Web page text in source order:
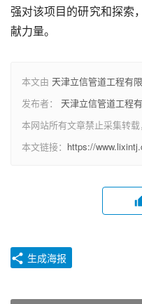
强对该项目的研究和探索
献力量。
本文由 天津立信管道工程有
发布者： 天津立信管道工程
本网站所有文章禁止采集转载
本文链接： https://
生成海报